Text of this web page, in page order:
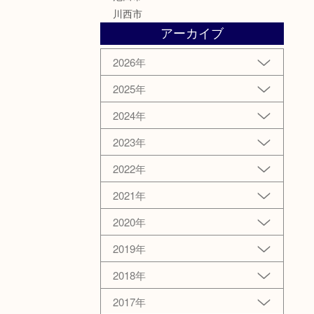
川西市
アーカイブ
2026年
2025年
2024年
2023年
2022年
2021年
2020年
2019年
2018年
2017年